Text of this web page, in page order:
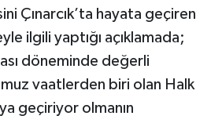
Çınarcık’ta hayata geçiren
ilgili yaptığı açıklamada;
döneminde değerli
vaatlerden biri olan Halk
geçiriyor olmanın